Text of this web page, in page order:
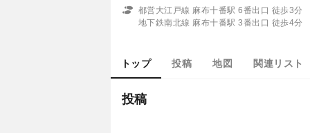
都営大江戸線 麻布十番駅 6番出口 徒歩3分
地下鉄南北線 麻布十番駅 3番出口 徒歩4分
トップ 投稿 地図 関連リスト
投稿